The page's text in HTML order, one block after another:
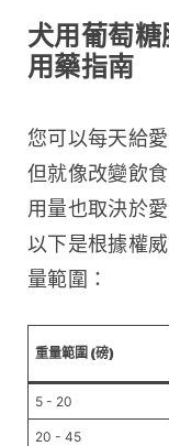
犬用葡萄
用藥指南
您可以每天給
但就像改變飲
用量也取決於
以下是根據權
量範圍：
重量範圍 (磅)
5 - 20
20 - 45